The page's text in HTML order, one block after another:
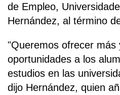
de Empleo,
Hernández, al término
"Queremos ofrecer más
oportunidades a los
estudios en las
dijo Hernández, quien